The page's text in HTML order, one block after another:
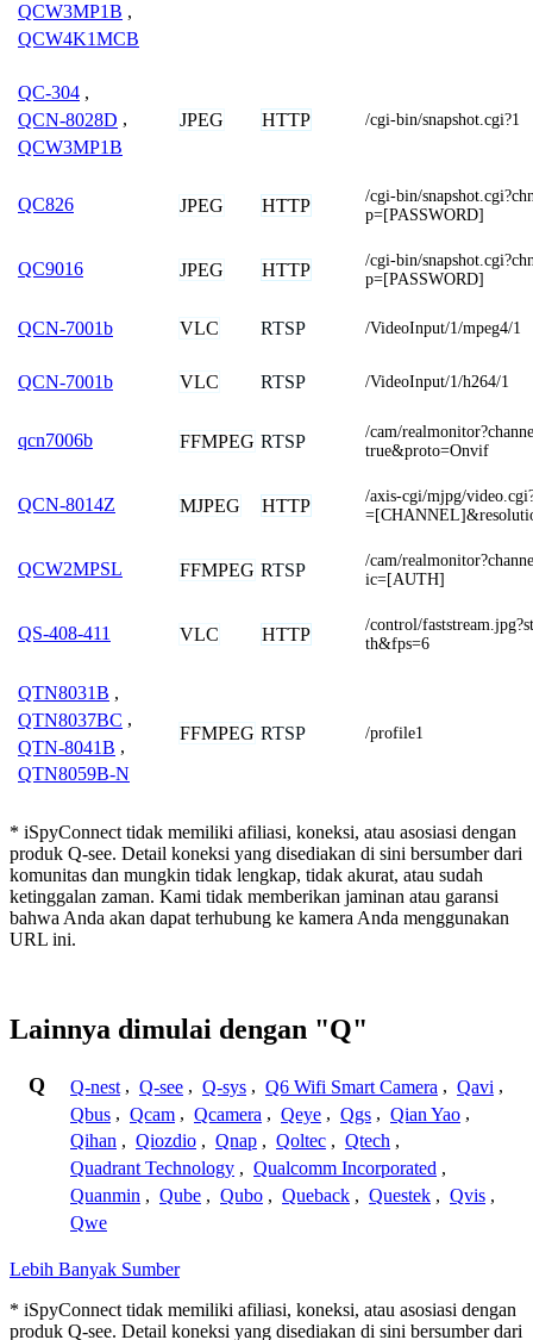
QCW3MP1B ,
QCW4K1MCB
QC-304 ,
QCN-8028D ,
QCW3MP1B
JPEG HTTP /cgi-bin/snapshot.cgi?1
QC826 JPEG HTTP
/cgi-bin/
p=[PASSWORD]
QC9016 JPEG HTTP
/cgi-bin/
p=[PASSWORD]
QCN-7001b VLC RTSP /VideoInput/1/mpeg4/1
QCN-7001b VLC RTSP /VideoInput/1/h264/1
qcn7006b FFMPEG RTSP
/cam/
true&proto=Onvif
QCN-8014Z MJPEG HTTP
/axis-cgi/mjpg/
QCW2MPSL FFMPEG RTSP
/cam/
ic=[AUTH]
QS-408-411 VLC HTTP
/control/
th&fps=6
QTN8031B ,
QTN8037BC ,
QTN-8041B ,
QTN8059B-N
FFMPEG RTSP /profile1
* iSpyConnect tidak memiliki afiliasi, koneksi, atau asosiasi dengan
produk Q-see. Detail koneksi yang disediakan di sini bersumber dari
komunitas dan mungkin tidak lengkap, tidak akurat, atau sudah
ketinggalan zaman. Kami tidak memberikan jaminan atau garansi
bahwa Anda akan dapat terhubung ke kamera Anda menggunakan
URL ini.
Lainnya dimulai dengan "Q"
Q Q-nest , Q-see , Q-sys , Q6 Wifi Smart Camera , Qavi ,
Qbus , Qcam , Qcamera , Qeye , Qgs , Qian Yao ,
Qihan , Qiozdio , Qnap , Qoltec , Qtech ,
Quadrant Technology , Qualcomm Incorporated ,
Quanmin , Qube , Qubo , Queback , Questek , Qvis ,
Qwe
Lebih Banyak Sumber
* iSpyConnect tidak memiliki afiliasi, koneksi, atau asosiasi dengan
produk Q-see. Detail koneksi yang disediakan di sini bersumber dari